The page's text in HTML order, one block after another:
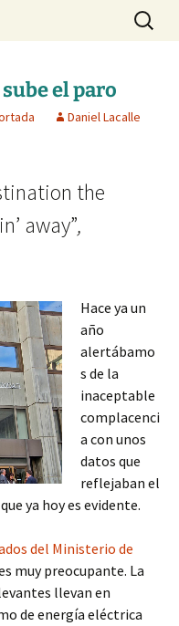
Buscar:
el paro
Daniel Lacalle
the
away”,
Hace ya un
año
alertábamo
s de la
inaceptable
complacenci
a con unos
datos que
reflejaban el
ya hoy es evidente.
del Ministerio de
muy preocupante. La
llevan en
de energía eléctrica